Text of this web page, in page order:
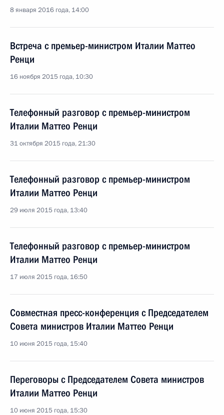
8 января 2016 года, 14:00
Встреча с премьер-министром Италии Маттео
Ренци
16 ноября 2015 года, 10:30
Телефонный разговор с премьер-министром
Италии Маттео Ренци
31 октября 2015 года, 21:30
Телефонный разговор с премьер-министром
Италии Маттео Ренци
29 июля 2015 года, 13:40
Телефонный разговор с премьер-министром
Италии Маттео Ренци
17 июля 2015 года, 16:50
Совместная пресс-конференция с Председателем
Совета министров Италии Маттео Ренци
10 июня 2015 года, 15:40
Переговоры с Председателем Совета министров
Италии Маттео Ренци
10 июня 2015 года, 15:30